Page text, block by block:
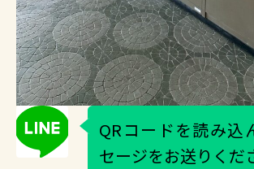
QRコードを読み込
セージをお送りくだ